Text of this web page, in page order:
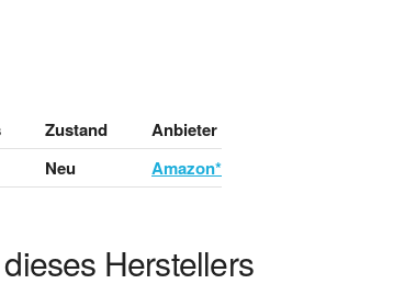
Zustand
Anbieter
Neu Amazon*
Herstellers